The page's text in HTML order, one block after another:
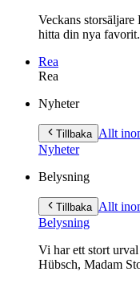
Veckans
hitta din nya favorit.
Rea
Rea
innehåll
Nyheter
Tillbaka Allt
Nyheter
Belysning
Tillbaka Allt
Belysning
Vi har ett stort
Hübsch, Madam